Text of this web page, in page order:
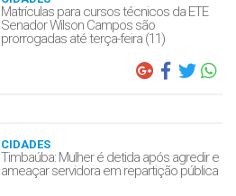
Matrículas para cursos técnicos da ETE
Senador Wilson Campos são
prorrogadas até terça-feira (11)
CIDADES
Timbaúba: Mulher é detida após agredir e
ameaçar servidora em repartição pública